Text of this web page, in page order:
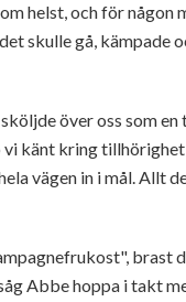
helst, och för någon
skulle gå, kämpade
över oss som en
vi känt kring
vägen in i mål. Allt
brast
Abbe hoppa i takt